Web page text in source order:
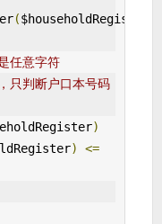
($householdRegister
任意字符
只判断户口本号码
)
)
<=